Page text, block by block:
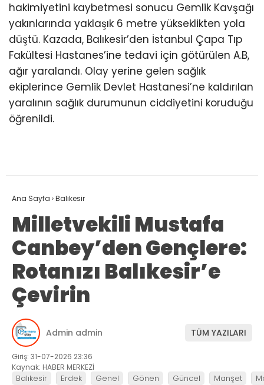
hakimiyetini kaybetmesi sonucu Gemlik Kavşağı
yakınlarında yaklaşık 6 metre yükseklikten yola
düştü. Kazada, Balıkesir’den İstanbul Çapa Tıp
Fakültesi Hastanes’ine tedavi için götürülen A.B,
ağır yaralandı. Olay yerine gelen sağlık
ekiplerince Gemlik Devlet Hastanesi’ne kaldırılan
yaralının sağlık durumunun ciddiyetini koruduğu
öğrenildi.
Ana Sayfa ›Balıkesir
Milletvekili Mustafa
Canbey’den Gençlere:
Rotanızı Balıkesir’e
Çevirin
Admin admin TÜM YAZILARI
Giriş: 31-07-2026 23:36
Kaynak: HABER MERKEZİ
Balıkesir Erdek Genel Gönen Güncel Manşet